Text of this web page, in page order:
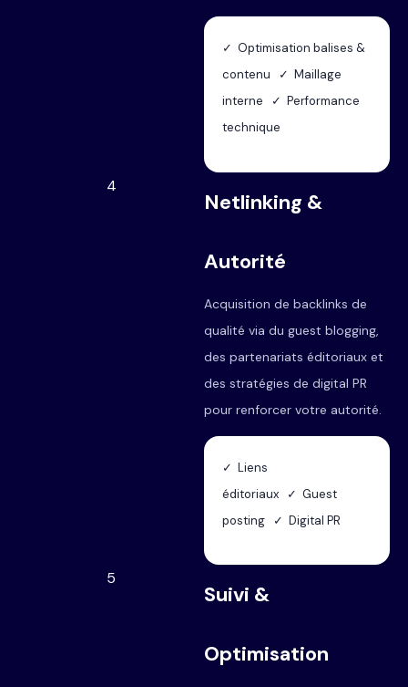
✓ Optimisation balises &
contenu ✓ Maillage
interne ✓ Performance
technique
4
Netlinking &
Autorité
Acquisition de backlinks de
qualité via du guest blogging,
des partenariats éditoriaux et
des stratégies de digital PR
pour renforcer votre autorité.
✓ Liens
éditoriaux ✓ Guest
posting ✓ Digital PR
5
Suivi &
Optimisation